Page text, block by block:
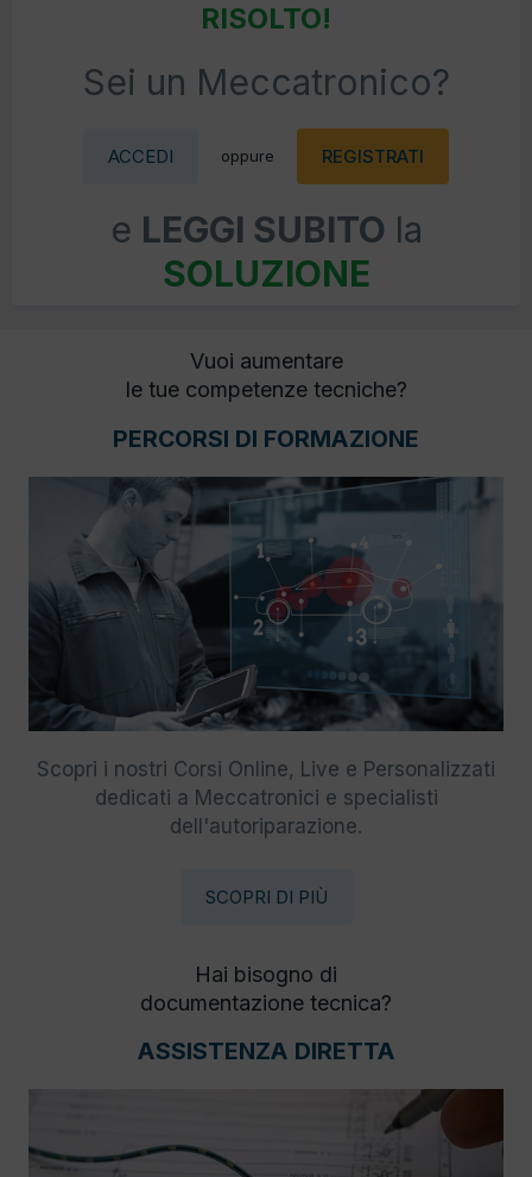
RISOLTO!
Sei un Meccatronico?
ACCEDI oppure REGISTRATI
e LEGGI SUBITO la
SOLUZIONE
Vuoi aumentare
le tue competenze tecniche?
PERCORSI DI FORMAZIONE
Scopri i nostri Corsi Online, Live e Personalizzati
dedicati a Meccatronici e specialisti
dell'autoriparazione.
SCOPRI DI PIÙ
Hai bisogno di
documentazione tecnica?
ASSISTENZA DIRETTA